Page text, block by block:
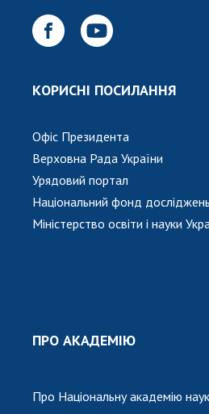
Бланки документів
ЗАСІДАННЯ ПРЕЗИДІЇ НАН
МЕДІА ПРО НАС
АКАДЕМІЯ КОМЕНТУЄ
КОНТАКТИ
КОРИСНІ ПОСИЛАННЯ
Офіс Президента
Верховна Рада України
Урядовий портал
Національний фонд
Міністерство освіти і науки
ПРО АКАДЕМІЮ
Про Національну академію